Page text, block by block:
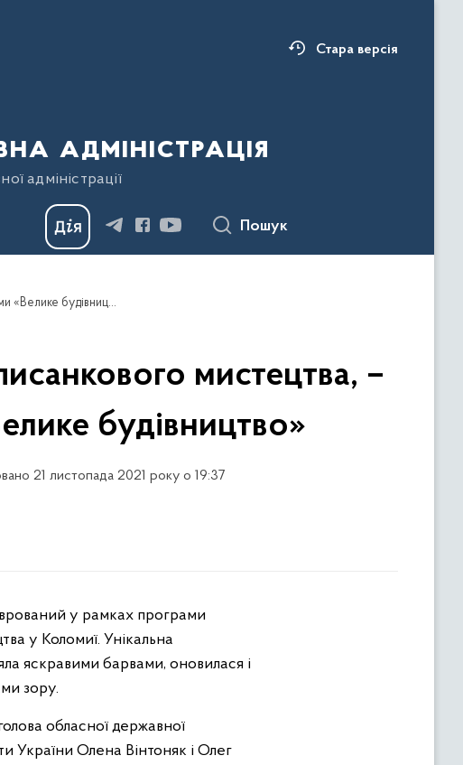
Стара версія
адміністрація
адміністрації
Пошук
Світлана Онищук: Серце Коломиї – Музей писанкового мистецтва, – відреставрували у рамках програми «Велике будівництво»
мистецтва, –
будівництво»
21 листопада 2021 року о 19:37
у Коломиї. Унікальна
яскравими барвами, оновилася і
зору.
обласної державної
України Олена Вінтоняк і Олег